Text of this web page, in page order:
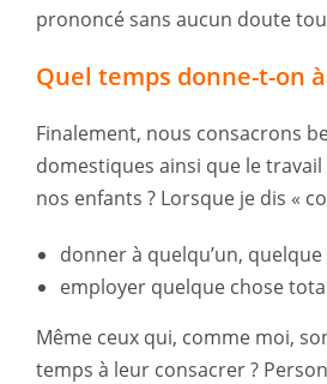
prononcé sans aucun doute
Quel temps donne-t-on
Finalement, nous consacrons
domestiques ainsi que le
nos enfants ? Lorsque je dis «
donner à quelqu’un,
employer quelque chose
Même ceux qui, comme moi,
temps à leur consacrer ?